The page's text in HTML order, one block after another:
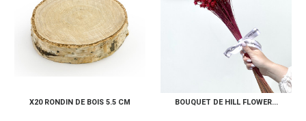
X20 RONDIN DE BOIS 5.5 CM BOUQUET DE HILL FLOWER...